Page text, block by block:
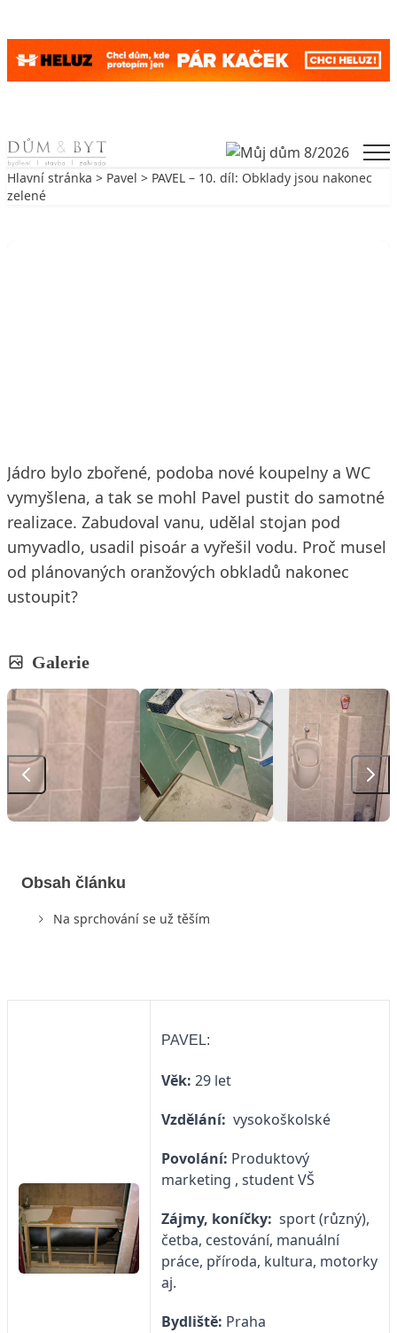
Skip to content
Hlavní stránka > Pavel > PAVEL – 10. díl: Obklady jsou nakonec
zelené
Jádro bylo zbořené, podoba nové koupelny a WC
vymyšlena, a tak se mohl Pavel pustit do samotné
realizace. Zabudoval vanu, udělal stojan pod
umyvadlo, usadil pisoár a vyřešil vodu. Proč musel
od plánovaných oranžových obkladů nakonec
ustoupit?
Galerie
Obsah článku
Na sprchování se už těším
PAVEL:
Věk: 29 let
Vzdělání: vysokoškolské
Povolání: Produktový
marketing , student VŠ
Zájmy, koníčky: sport (různý),
četba, cestování, manuální
práce, příroda, kultura, motorky
aj.
Bydliště: Praha